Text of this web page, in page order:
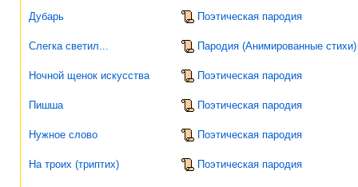
Дубарь Поэтическая пародия
Слегка светил... Пародия (Анимированные стихи)
Ночной щенок искусства Поэтическая пародия
Пишша Поэтическая пародия
Нужное слово Поэтическая пародия
На троих (триптих) Поэтическая пародия